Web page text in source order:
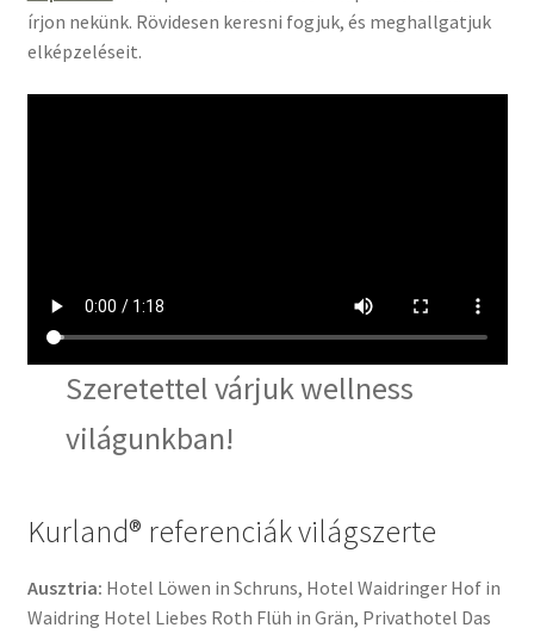
írjon nekünk. Rövidesen keresni fogjuk, és meghallgatjuk
elképzeléseit.
Szeretettel várjuk wellness
világunkban!
Kurland® referenciák világszerte
Ausztria: Hotel Löwen in Schruns, Hotel Waidringer Hof in
Waidring Hotel Liebes Roth Flüh in Grän, Privathotel Das